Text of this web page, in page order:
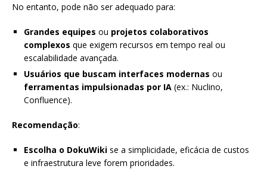
No entanto, pode não ser adequado para:
Grandes equipes ou projetos colaborativos
complexos que exigem recursos em tempo real ou
escalabilidade avançada.
Usuários que buscam interfaces modernas ou
ferramentas impulsionadas por IA (ex.: Nuclino,
Confluence).
Recomendação:
Escolha o DokuWiki se a simplicidade, eficácia de custos
e infraestrutura leve forem prioridades.